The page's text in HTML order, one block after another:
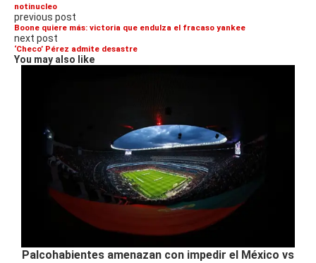
notinucleo
previous post
Boone quiere más: victoria que endulza el fracaso yankee
next post
‘Checo’ Pérez admite desastre
You may also like
Palcohabientes amenazan con impedir el México vs